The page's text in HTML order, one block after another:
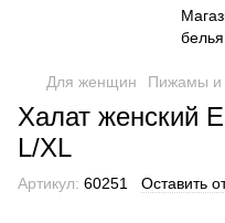
Для женщин Пижамы и
Халат женский
L/XL
Артикул: 60251 Оставить